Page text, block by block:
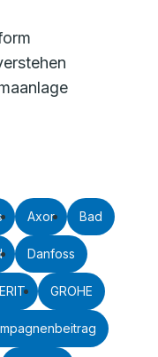
Axor Bad
Danfoss
GROHE